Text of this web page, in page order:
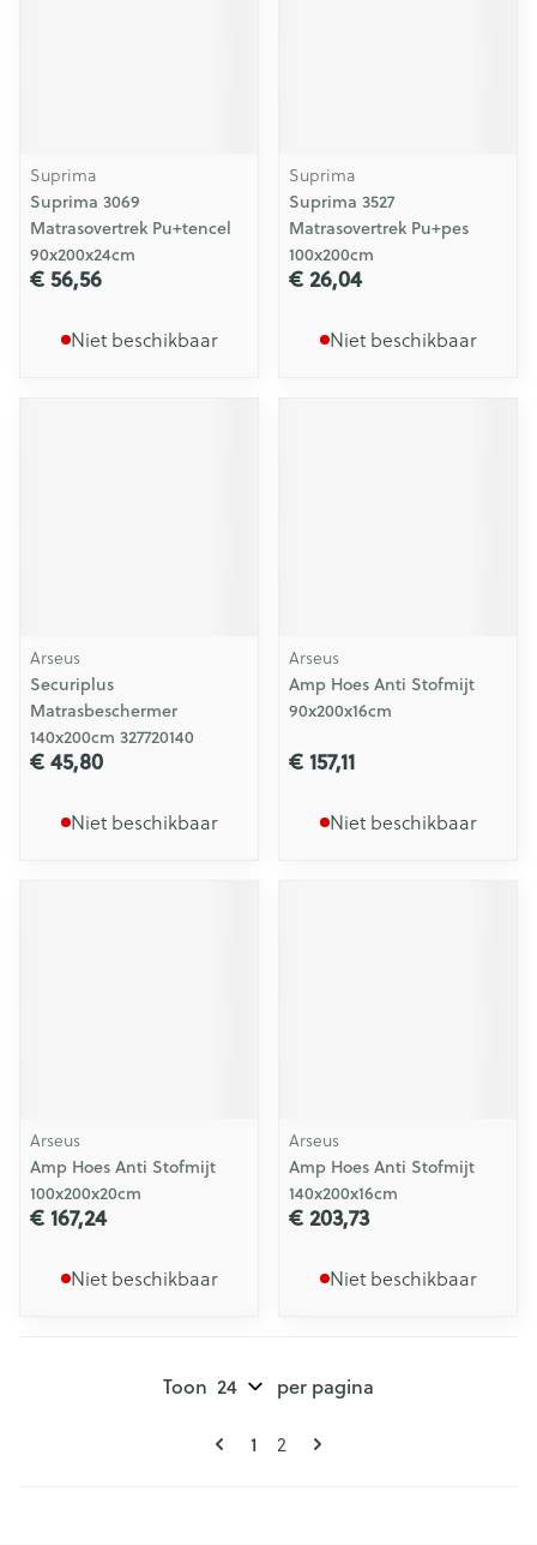
Suprima
Suprima 3069
Matrasovertrek Pu+tencel
90x200x24cm
€ 56,56
Niet beschikbaar
Suprima
Suprima 3527
Matrasovertrek Pu+pes
100x200cm
€ 26,04
Niet beschikbaar
Arseus
Securiplus
Matrasbeschermer
140x200cm 327720140
€ 45,80
Niet beschikbaar
Arseus
Amp Hoes Anti Stofmijt
90x200x16cm
€ 157,11
Niet beschikbaar
Arseus
Amp Hoes Anti Stofmijt
100x200x20cm
€ 167,24
Niet beschikbaar
Arseus
Amp Hoes Anti Stofmijt
140x200x16cm
€ 203,73
Niet beschikbaar
Pagina's
U lees momenteel pagina
1 Pagina
2
Toon per pagina